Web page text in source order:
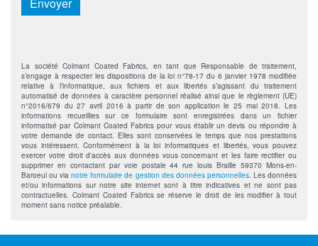
La société Colmant Coated Fabrics, en tant que Responsable de traitement,
s’engage à respecter les dispositions de la loi n°78-17 du 6 janvier 1978 modifiée
relative à l’informatique, aux fichiers et aux libertés s’agissant du traitement
automatisé de données à caractère personnel réalisé ainsi que le règlement (UE)
n°2016/679 du 27 avril 2016 à partir de son application le 25 mai 2018. Les
informations recueillies sur ce formulaire sont enregistrées dans un fichier
informatisé par Colmant Coated Fabrics pour vous établir un devis ou répondre à
votre demande de contact. Elles sont conservées le temps que nos prestations
vous intéressent. Conformément à la loi informatiques et libertés, vous pouvez
exercer votre droit d'accès aux données vous concernant et les faire rectifier ou
supprimer en contactant par voie postale 44 rue louis Braille 59370 Mons-en-
Baroeul ou vianotre formulaire de gestion des données personnelles. Les données
et/ou informations sur notre site internet sont à titre indicatives et ne sont pas
contractuelles. Colmant Coated Fabrics se réserve le droit de les modifier à tout
moment sans notice préalable.